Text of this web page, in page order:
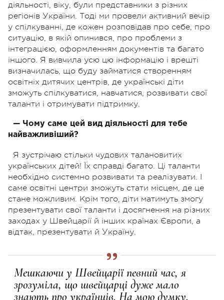
діяльності, віку, були представники з різних
регіонів України. Тоді ми провели активний вечір
у спілкуванні, де кожен розповідав про себе, про
ситуацію, в якій опинився, про проблеми з
інтеграцією, оформленням документів та багато
іншого. Я вивчила усю цю інформацію і врешті
визначилась, що буду займатися створенням
освітніх дитячих центрів, де українські діти
зможуть спілкуватися, навчатися, розвивати свої
таланти і отримувати підтримку.
— Чому саме цей вид діяльності для тебе
найважливіший?
Я зустрічаю стільки чудових талановитих
українських дітей! Їх справді багато. Ці таланти
необхідно системно розвивати та реалізувати. І
саме освітні центри зможуть стати місцем, де це
стане можливим. Крім того, діти матимуть змогу
презентувати свої таланти і досягнення на різних
заходах у Швейцарії й інших країнах Європи, а
відтак, презентувати й Україну.
Мешкаючи у Швейцарії певний час, я
зрозуміла, що швейцарці дуже мало
знають про українців. На мою думку,